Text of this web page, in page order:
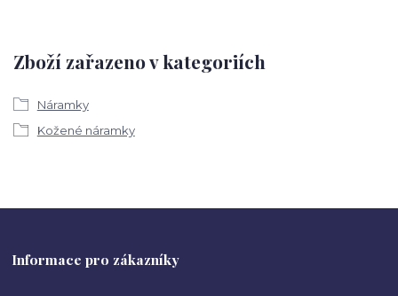
Zboží zařazeno v kategoriích
Náramky
Kožené náramky
Informace pro zákazníky